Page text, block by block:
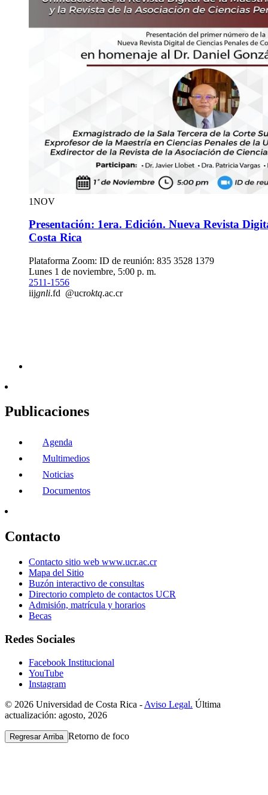
1NOV
Presentación: 1era. Edición. Nueva Revista
Costa Rica
Plataforma Zoom: ID de reunión: 835 3528 1379
Lunes 1 de noviembre, 5:00 p. m.
2511-1556
iijgnli.fd @ucroktq.ac.cr
Publicaciones
Agenda
Multimedios
Noticias
Documentos
Contacto
Contacto sitio web www.ucr.ac.cr
Mapa del Sitio
Buzón interactivo de consultas
Directorio completo de contactos UCR
Admisión, matrícula y horarios
Becas
Redes Sociales
Facebook Institucional
YouTube
Instagram
© 2026 Universidad de Costa Rica - Aviso Legal. Última
actualización: agosto, 2026
Regresar Arriba Retorno de foco